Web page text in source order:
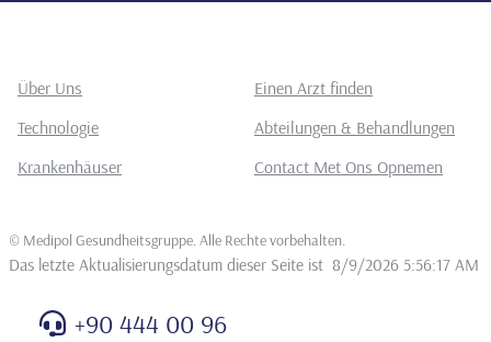
Über Uns
Einen Arzt finden
Technologie
Abteilungen & Behandlungen
Krankenhäuser
Contact Met Ons Opnemen
© Medipol Gesundheitsgruppe. Alle Rechte vorbehalten
Das letzte Aktualisierungsdatum dieser Seite ist 8/9/2026 5:56:17 AM
+90 444 00 96